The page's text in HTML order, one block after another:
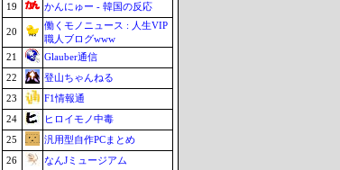
19
かんにゅー - 韓国の反応
20
働くモノニュース : 人生VIP
職人ブログwww
21
Glauber通信
22
登山ちゃんねる
23
F1情報通
24
ヒロイモノ中毒
25
汎用型自作PCまとめ
26
なんJミュージアム